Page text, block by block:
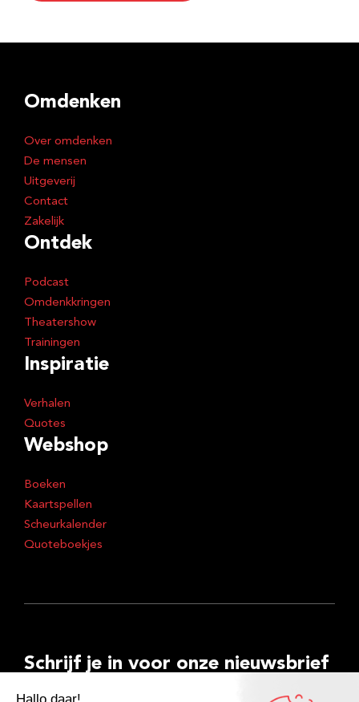
Omdenken
Over omdenken
De mensen
Uitgeverij
Contact
Zakelijk
Ontdek
Podcast
Omdenkkringen
Theatershow
Trainingen
Inspiratie
Verhalen
Quotes
Webshop
Boeken
Kaartspellen
Scheurkalender
Quoteboekjes
Schrijf je in voor onze nieuwsbrief